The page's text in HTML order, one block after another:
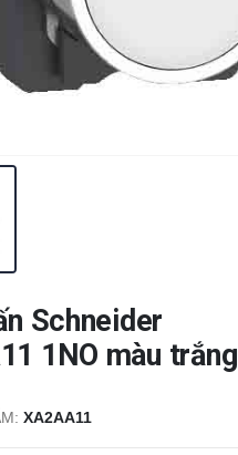
Schneider
1NO màu trắng
XA2AA11